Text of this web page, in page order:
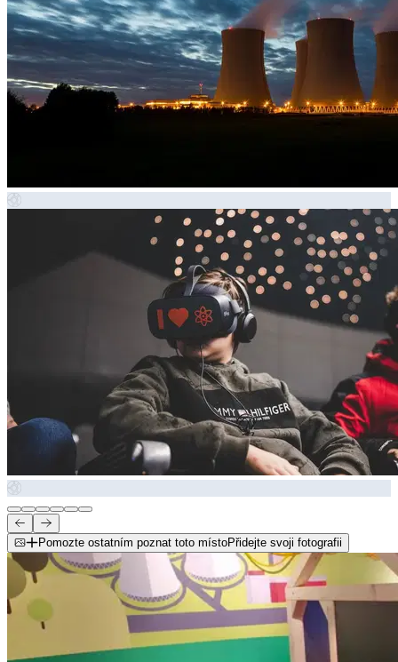
Pomozte ostatním poznat toto místoPřidejte svoji fotografii